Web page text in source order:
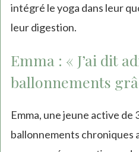
intégré le yoga dans leur
leur digestion.
Emma : « J’ai dit
ballonnements
Emma, une jeune active de
ballonnements chroniques